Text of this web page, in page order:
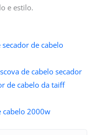
e estilo.
de cabelo
de cabelo secador
de cabelo da taiff
cabelo 2000w